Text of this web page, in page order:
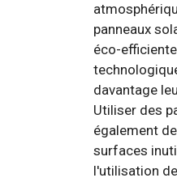
panneaux
éco-
davantage
Utiliser des
également
surfaces
l'utilisation